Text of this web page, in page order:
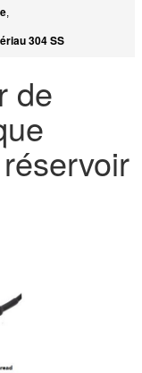
,
304 SS
de